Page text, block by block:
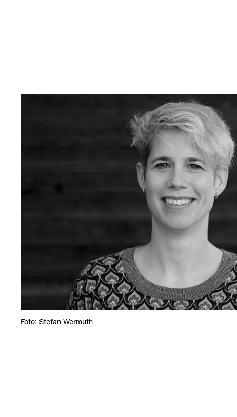
Foto: Stefan Wermuth